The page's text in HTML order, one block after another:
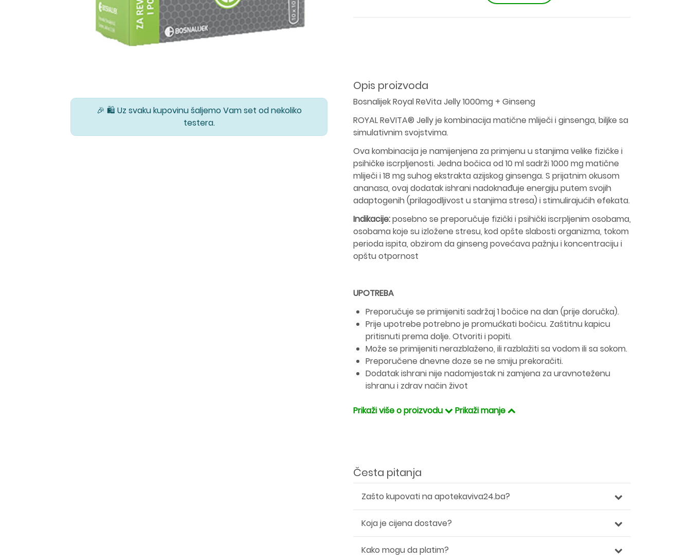
🎉 🛍️ Uz svaku kupovinu šaljemo Vam set od nekoliko
testera.
Opis proizvoda
Bosnalijek Royal ReVita Jelly 1000mg + Ginseng
ROYAL ReVITA® Jelly je kombinacija matične mliječi i ginsenga, biljke sa
simulativnim svojstvima.
Ova kombinacija je namijenjena za primjenu u stanjima velike fizičke i
psihičke iscrpljenosti. Jedna bočica od 10 ml sadrži 1000 mg matične
mliječi i 18 mg suhog ekstrakta azijskog ginsenga. S prijatnim okusom
ananasa, ovaj dodatak ishrani nadoknađuje energiju putem svojih
adaptogenih (prilagodljivost u stanjima stresa) i stimulirajućih efekata.
Indikacije:posebno se preporučuje fizički i psihički iscrpljenim osobama,
osobama koje su izložene stresu, kod opšte slabosti organizma, tokom
perioda ispita, obzirom da ginseng povećava pažnju i koncentraciju i
opštu otpornost
UPOTREBA
Preporučuje se primijeniti sadržaj 1 bočice na dan (prije doručka).
Prije upotrebe potrebno je promućkati bočicu. Zaštitnu kapicu
pritisnuti prema dolje. Otvoriti i popiti.
Može se primijeniti nerazblaženo, ili razblažiti sa vodom ili sa sokom.
Preporučene dnevne doze se ne smiju prekoračiti.
Dodatak ishrani nije nadomjestak ni zamjena za uravnoteženu
ishranu i zdrav način život
Prikaži više o proizvodu Prikaži manje
Česta pitanja
Zašto kupovati na apotekaviva24.ba?
Koja je cijena dostave?
Kako mogu da platim?